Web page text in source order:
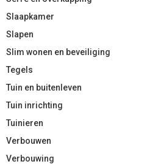
Slaapkamer
Slapen
Slim wonen en beveiliging
Tegels
Tuin en buitenleven
Tuin inrichting
Tuinieren
Verbouwen
Verbouwing